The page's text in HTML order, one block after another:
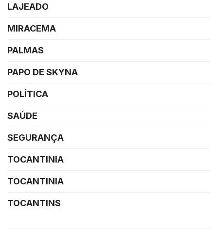
LAJEADO
MIRACEMA
PALMAS
PAPO DE SKYNA
POLÍTICA
SAÚDE
SEGURANÇA
TOCANTINIA
TOCANTINIA
TOCANTINS